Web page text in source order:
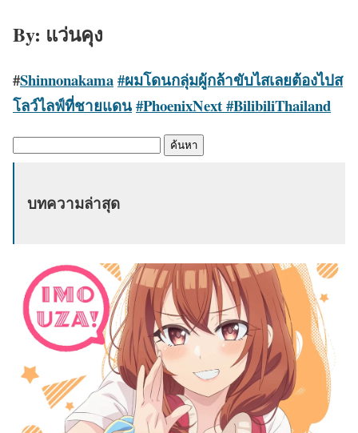
By: แว่นคุง
#Shinnonakama#ผมโดนกลุ่มผู้กล้าขับไสเลยต้องไปส
โลว์ไลฟ์ที่ชายแดน#PhoenixNext #BilibiliThailand
ค้
น
บทความล่าสุด